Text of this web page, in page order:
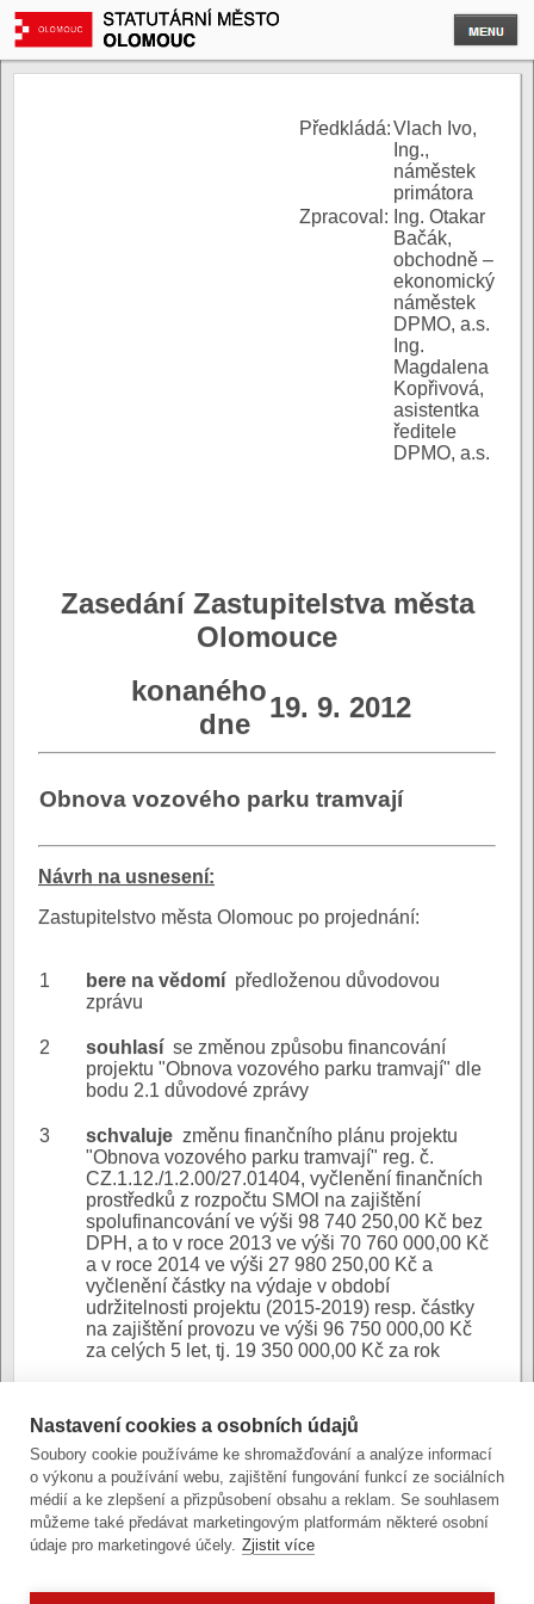
Předkládá:Vlach Ivo,
Ing.,
náměstek
primátora
Zpracoval: Ing. Otakar
Bačák,
obchodně –
ekonomický
náměstek
DPMO, a.s.
Ing.
Magdalena
Kopřivová,
asistentka
ředitele
DPMO, a.s.
Zasedání Zastupitelstva města
Olomouce
konaného
dne
19. 9. 2012
Obnova vozového parku tramvají
Návrh na usnesení:
Zastupitelstvo města Olomouc po projednání:
1 bere na vědomí předloženou důvodovou
zprávu
2 souhlasí se změnou způsobu financování
projektu "Obnova vozového parku tramvají" dle
bodu 2.1 důvodové zprávy
3 schvaluje změnu finančního plánu projektu
"Obnova vozového parku tramvají" reg. č.
CZ.1.12./1.2.00/27.01404, vyčlenění finančních
prostředků z rozpočtu SMOl na zajištění
spolufinancování ve výši 98 740 250,00 Kč bez
DPH, a to v roce 2013 ve výši 70 760 000,00 Kč
a v roce 2014 ve výši 27 980 250,00 Kč a
vyčlenění částky na výdaje v období
udržitelnosti projektu (2015-2019) resp. částky
na zajištění provozu ve výši 96 750 000,00 Kč
za celých 5 let, tj. 19 350 000,00 Kč za rok
zpráva:
DZ ZMO 19. 9. 12 -
Obnova vozového parku
tramvají
(stránkový dokument - Open XML)
Nastavení cookies a osobních údajů
Soubory cookie používáme ke shromažďování a analýze informací
o výkonu a používání webu, zajištění fungování funkcí ze sociálních
médií a ke zlepšení a přizpůsobení obsahu a reklam. Se souhlasem
můžeme také předávat marketingovým platformám některé osobní
údaje pro marketingové účely. Zjistit více